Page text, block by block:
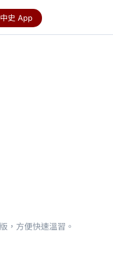
中史 App
，方便快速溫習。